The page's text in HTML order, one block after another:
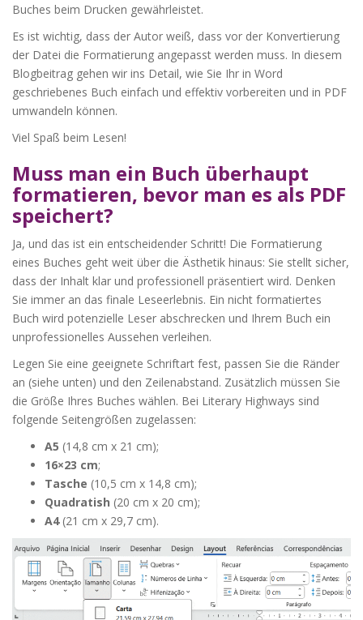
Buches beim Drucken gewährleistet.
Es ist wichtig, dass der Autor weiß, dass vor der Konvertierung
der Datei die Formatierung angepasst werden muss. In diesem
Blogbeitrag gehen wir ins Detail, wie Sie Ihr in Word
geschriebenes Buch einfach und effektiv vorbereiten und in PDF
umwandeln können.
Viel Spaß beim Lesen!
Muss man ein Buch überhaupt
formatieren, bevor man es als PDF
speichert?
Ja, und das ist ein entscheidender Schritt! Die Formatierung
eines Buches geht weit über die Ästhetik hinaus: Sie stellt sicher,
dass der Inhalt klar und professionell präsentiert wird. Denken
Sie immer an das finale Leseerlebnis. Ein nicht formatiertes
Buch wird potenzielle Leser abschrecken und Ihrem Buch ein
unprofessionelles Aussehen verleihen.
Legen Sie eine geeignete Schriftart fest, passen Sie die Ränder
an (siehe unten) und den Zeilenabstand. Zusätzlich müssen Sie
die Größe Ihres Buches wählen. Bei Literary Highways sind
folgende Seitengrößen zugelassen:
A5 (14,8 cm x 21 cm);
16×23 cm;
Tasche (10,5 cm x 14,8 cm);
Quadratish (20 cm x 20 cm);
A4 (21 cm x 29,7 cm).